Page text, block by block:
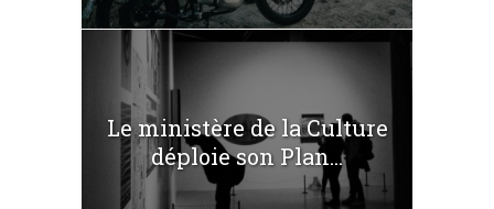
Le ministère de la Culture
déploie son Plan...